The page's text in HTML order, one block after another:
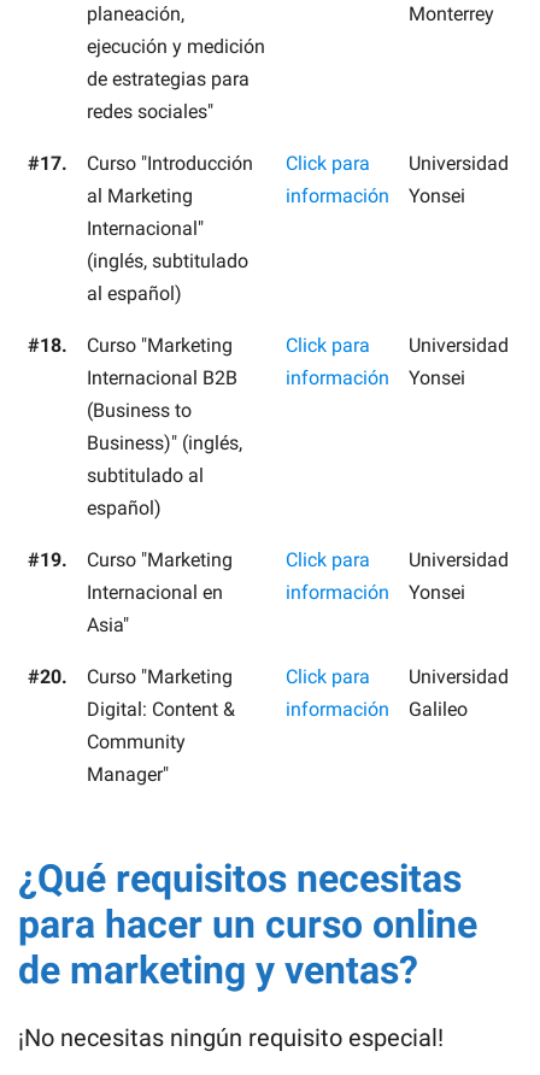
planeación,
ejecución y medición
de estrategias para
redes sociales"
Monterrey
#17.
Curso "Introducción
al Marketing
Internacional"
(inglés, subtitulado
al español)
Click para
información
Universidad
Yonsei
#18.
Curso "Marketing
Internacional B2B
(Business to
Business)" (inglés,
subtitulado al
español)
Click para
información
Universidad
Yonsei
#19.
Curso "Marketing
Internacional en
Asia"
Click para
información
Universidad
Yonsei
#20.
Curso "Marketing
Digital: Content &
Community
Manager"
Click para
información
Universidad
Galileo
¿Qué requisitos necesitas
para hacer un curso online
de marketing y ventas?
¡No necesitas ningún requisito especial!